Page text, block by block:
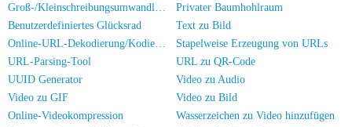
Groß-/Kleinschreibungsumwandlung
Privater Baumhohlraum
Benutzerdefiniertes Glücksrad
Text zu Bild
Online-URL-Dekodierung/Kodierung
Stapelweise Erzeugung von URLs
URL-Parsing-Tool
URL zu QR-Code
UUID Generator
Video zu Audio
Video zu GIF
Video zu Bild
Online-Videokompression
Wasserzeichen zu Video hinzufügen